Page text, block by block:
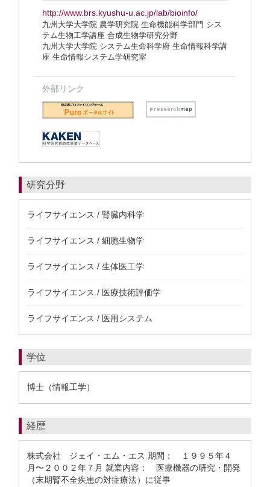
http://www.brs.kyushu-u.ac.jp/lab/bioinfo/
九州大学大学院 農学研究院 生命機能科学部門 シス
テム生物工学講座 合成生物学研究分野
九州大学大学院 システム生命科学府 生命情報科学講
座 生命情報システム学研究室
外部リンク
研究分野
ライフサイエンス / 腎臓内科学
ライフサイエンス / 細胞生物学
ライフサイエンス / 生体医工学
ライフサイエンス / 医療技術評価学
ライフサイエンス / 医用システム
学位
博士（情報工学）
経歴
株式会社 ジェイ・エム・エス 期間： １９９５年４
月〜２００２年７月 就業内容： 医療機器の研究・開発
（末期腎不全疾患の対症療法）に従事